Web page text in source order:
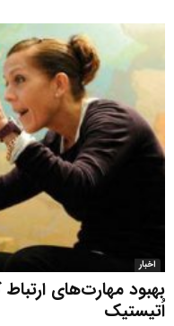
اخبار
بهبود مهارت‌های
اُتیستیک